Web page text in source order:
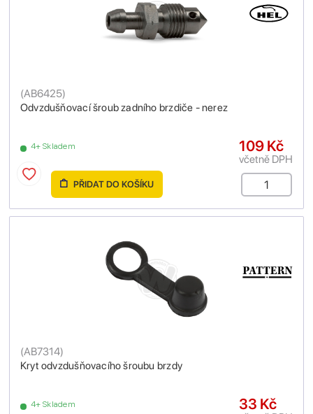
Odvzdušňovací šroub zadního brzdiče - nerez
(AB6425)
4+ Skladem 109 Kč
včetně DPH
PŘIDAT DO KOŠÍKU
Kryt odvzdušňovacího šroubu brzdy
(AB7314)
4+ Skladem 33 Kč